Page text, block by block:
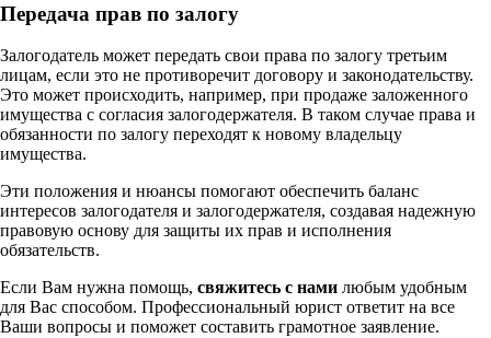
Передача прав по залогу
Залогодатель может передать свои права по залогу третьим
лицам, если это не противоречит договору и законодательству.
Это может происходить, например, при продаже заложенного
имущества с согласия залогодержателя. В таком случае права и
обязанности по залогу переходят к новому владельцу
имущества.
Эти положения и нюансы помогают обеспечить баланс
интересов залогодателя и залогодержателя, создавая надежную
правовую основу для защиты их прав и исполнения
обязательств.
Если Вам нужна помощь, свяжитесь с нами любым удобным
для Вас способом. Профессиональный юрист ответит на все
Ваши вопросы и поможет составить грамотное заявление.